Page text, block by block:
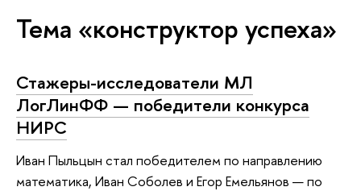
Тема «конструктор успеха»
Стажеры-исследователи МЛ
ЛогЛинФФ — победители конкурса
НИРС
Иван Пыльцын стал победителем по направлению
математика, Иван Соболев и Егор Емельянов — по